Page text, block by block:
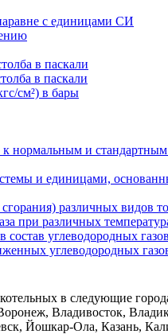
с единицами СИ
в паскали
в паскали
см²) в бары
нормальным и
и единицами,
различных видов
при различных
углеводородных
углеводородных
в следующие
Владивосток,
Йошкар-Ола, Казань,